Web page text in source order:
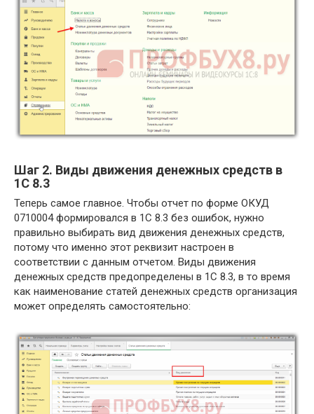
Шаг 2. Виды движения денежных средств в
1С 8.3
Теперь самое главное. Чтобы отчет по форме ОКУД
0710004 формировался в 1С 8.3 без ошибок, нужно
правильно выбирать вид движения денежных средств,
потому что именно этот реквизит настроен в
соответствии с данным отчетом. Виды движения
денежных средств предопределены в 1С 8.3, в то время
как наименование статей денежных средств организация
может определять самостоятельно: